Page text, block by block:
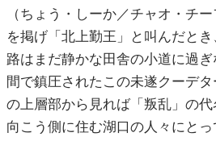
（ちょう・しーか／チャオ・チ
を掲げ「北上勤王」と叫んだと
路はまだ静かな田舎の小道に過
間で鎮圧されたこの未遂クーデ
の上層部から見れば「叛乱」の
向こう側に住む湖口の人々にと